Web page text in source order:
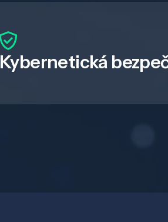
Kybernetická